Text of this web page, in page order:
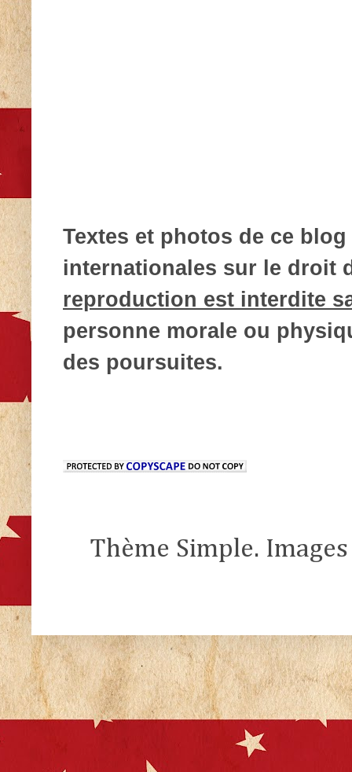
Textes et photos de ce
internationales sur le droit
reproduction est interdite
personne morale ou
des poursuites.
Thème Simple.